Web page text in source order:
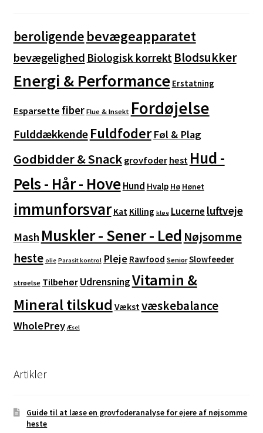
beroligende bevægeapparatet
bevægelighed Biologisk korrekt Blodsukker
Energi & Performance Erstatning
Esparsette fiber Flue & Insekt Fordøjelse
Fulddækkende Fuldfoder Føl & Plag
Godbidder & Snack grovfoder hest Hud -
Pels - Hår - HoveHund Hvalp Hø Hønet
immunforsvar Kat Killing kløe Lucerne luftveje
Mash Muskler - Sener - Led Nøjsomme
heste olie Parasit kontrol Pleje Rawfood Senior Slowfeeder
strøelse Tilbehør UdrensningVitamin &
Mineral tilskud Vækst væskebalance
WholePrey Æsel
Artikler
Guide til at læse en grovfoderanalyse for ejere af nøjsomme
heste